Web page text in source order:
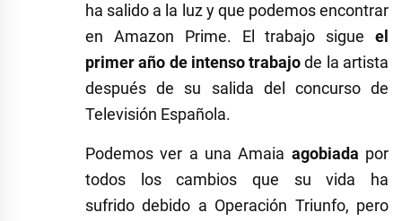
ha salido a la luz y que podemos encontrar
en Amazon Prime. El trabajo sigue el
primer año de intenso trabajode la artista
después de su salida del concurso de
Televisión Española.
Podemos ver a una Amaia agobiada por
todos los cambios que su vida ha
sufrido debido a Operación Triunfo, pero